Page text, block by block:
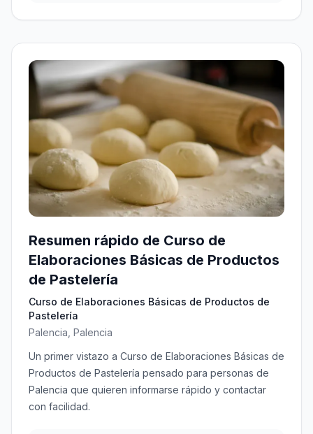
Resumen rápido de Curso de
Elaboraciones Básicas de Productos
de Pastelería
Curso de Elaboraciones Básicas de Productos de
Pastelería
Palencia, Palencia
Un primer vistazo a Curso de Elaboraciones Básicas de
Productos de Pastelería pensado para personas de
Palencia que quieren informarse rápido y contactar
con facilidad.